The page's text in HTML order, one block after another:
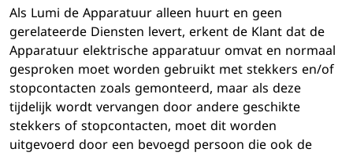
Als Lumi de Apparatuur alleen huurt en geen
gerelateerde Diensten levert, erkent de Klant dat de
Apparatuur elektrische apparatuur omvat en normaal
gesproken moet worden gebruikt met stekkers en/of
stopcontacten zoals gemonteerd, maar als deze
tijdelijk wordt vervangen door andere geschikte
stekkers of stopcontacten, moet dit worden
uitgevoerd door een bevoegd persoon die ook de